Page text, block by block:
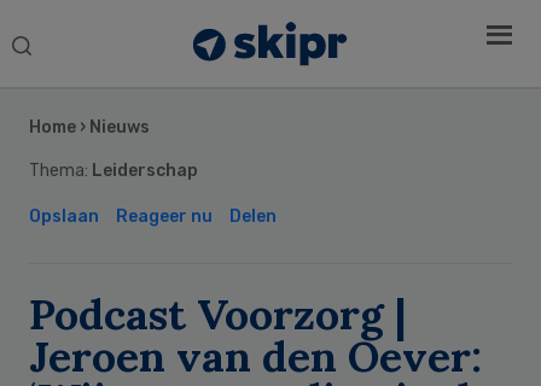
Search
Home › Nieuws
Thema: Leiderschap
Opslaan Reageer nu Delen
Podcast Voorzorg |
Jeroen van den Oever:
Sidebar